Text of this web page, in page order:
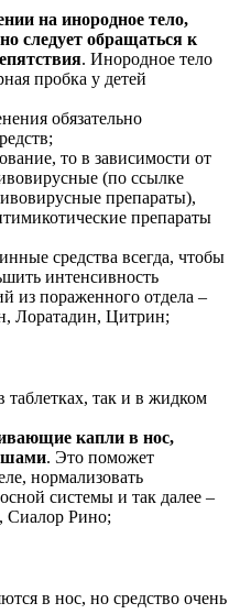
на инородное тело,
следует обращаться к
. Инородное тело
пробка у детей
обязательно
то в зависимости от
(по ссылке
препараты),
препараты
средства всегда, чтобы
интенсивность
из пораженного отдела –
Лоратадин, Цитрин;
таблетках, так и в жидком
капли в нос,
. Это поможет
нормализовать
системы и так далее –
Сиалор Рино;
в нос, но средство очень